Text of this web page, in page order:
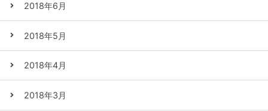
2018年6月
2018年5月
2018年4月
2018年3月